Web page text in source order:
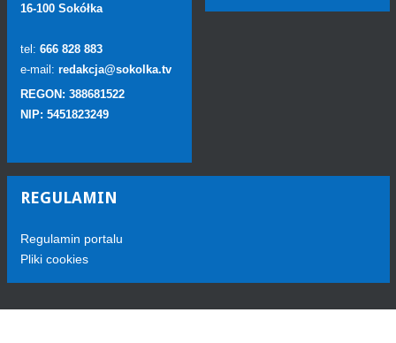
16-100 Sokółka
tel: 666 828 883
e-mail: redakcja@sokolka.tv
REGON: 388681522
NIP: 5451823249
REGULAMIN
Regulamin portalu
Pliki cookies